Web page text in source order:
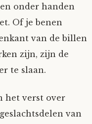
onder handen
Of je benen
van de billen
zijn, zijn de
te slaan.
het verst over
van